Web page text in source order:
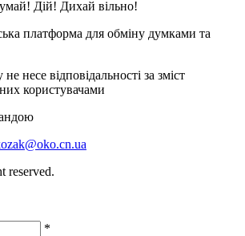
Дій! Дихай вільно!
платформа для обміну думками та
несе відповідальності за зміст
користувачами
reserved.
*